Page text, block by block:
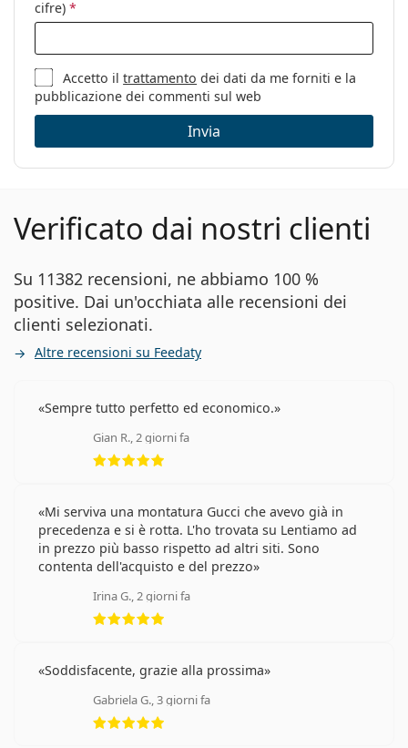
cifre) *
Accetto iltrattamento dei dati da me forniti e la
pubblicazione dei commenti sul web
Invia
Verificato dai nostri clienti
Su 11382 recensioni, ne abbiamo 100 %
positive. Dai un'occhiata alle recensioni dei
clienti selezionati.
Altre recensioni su Feedaty
Sempre tutto perfetto ed economico.
Gian R., 2 giorni fa
Mi serviva una montatura Gucci che avevo già in
precedenza e si è rotta. L'ho trovata su Lentiamo ad
in prezzo più basso rispetto ad altri siti. Sono
contenta dell'acquisto e del prezzo
Irina G., 2 giorni fa
Soddisfacente, grazie alla prossima
Gabriela G., 3 giorni fa
valutazione 5 di 5